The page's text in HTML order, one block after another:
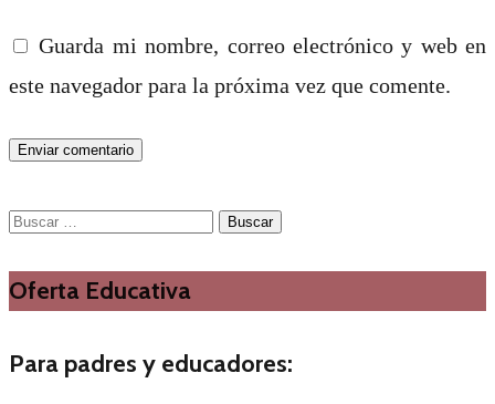
Guarda mi nombre, correo electrónico y web en
este navegador para la próxima vez que comente.
Buscar:
Oferta Educativa
Para padres y educadores: